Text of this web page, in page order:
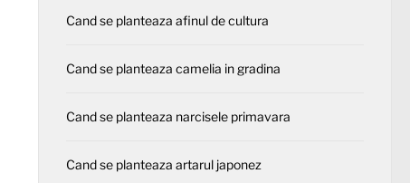
Cand se planteaza afinul de cultura
Cand se planteaza camelia in gradina
Cand se planteaza narcisele primavara
Cand se planteaza artarul japonez